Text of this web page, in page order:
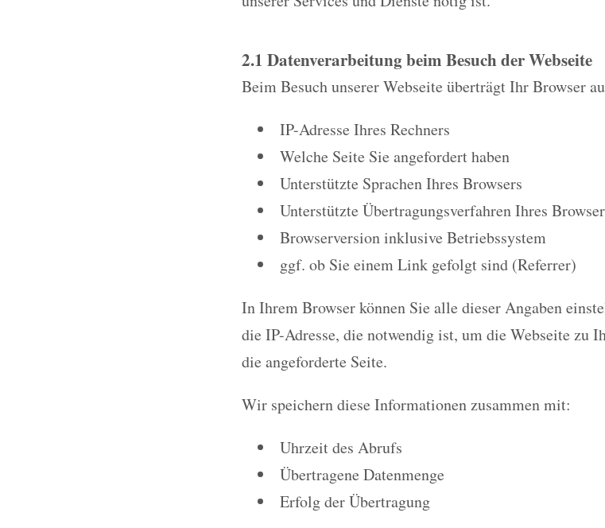
2.1 Datenverarbeitung beim Besuch der Webseite
Beim Besuch unserer Webseite überträgt Ihr Browser
IP-Adresse Ihres Rechners
Welche Seite Sie angefordert haben
Unterstützte Sprachen Ihres Browsers
Unterstützte Übertragungsverfahren Ihres
Browserversion inklusive Betriebssystem
ggf. ob Sie einem Link gefolgt sind (Referrer)
In Ihrem Browser können Sie alle dieser Angaben
die IP-Adresse, die notwendig ist, um die Webseite zu
die angeforderte Seite.
Wir speichern diese Informationen zusammen mit:
Uhrzeit des Abrufs
Übertragene Datenmenge
Erfolg der Übertragung